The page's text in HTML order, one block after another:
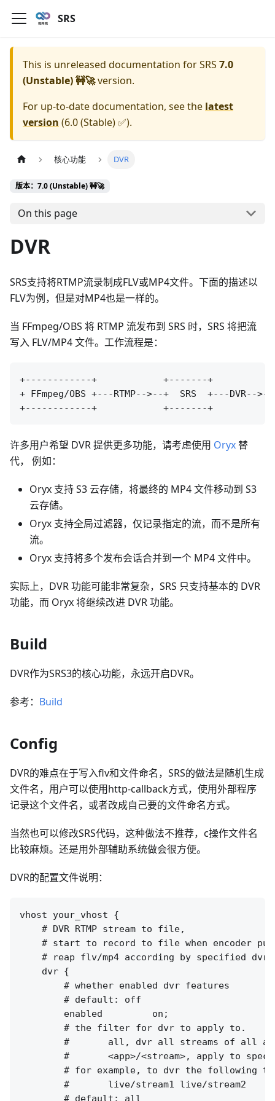
SRS
This is unreleased documentation forSRS 7.0
(Unstable) 🚧🚀version.
For up-to-date documentation, see the latest
version (6.0 (Stable) ✅).
核心功能 DVR
版本：7.0 (Unstable) 🚧🚀
On this page
DVR
SRS支持将RTMP流录制成FLV或MP4文件。下面的描述以
FLV为例，但是对MP4也是一样的。
当 FFmpeg/OBS 将 RTMP 流发布到 SRS 时，SRS 将把流
写入 FLV/MP4 文件。工作流程是：
+------------+            +-------+
+ FFmpeg/OBS +---RTMP-->--+  SRS  +---DVR--
许多用户希望 DVR 提供更多功能，请考虑使用 Oryx 替
代， 例如：
Oryx 支持 S3 云存储，将最终的 MP4 文件移动到 S3
云存储。
Oryx 支持全局过滤器，仅记录指定的流，而不是所有
流。
Oryx 支持将多个发布会话合并到一个 MP4 文件中。
实际上，DVR 功能可能非常复杂，SRS 只支持基本的 DVR
功能，而 Oryx 将继续改进 DVR 功能。
Build
DVR作为SRS3的核心功能，永远开启DVR。
参考： Build
Config
DVR的难点在于写入flv和文件命名，SRS的做法是随机生成
文件名，用户可以使用http-callback方式，使用外部程序
记录这个文件名，或者改成自己要的文件命名方式。
当然也可以修改SRS代码，这种做法不推荐，c操作文件名
比较麻烦。还是用外部辅助系统做会很方便。
DVR的配置文件说明：
vhost your_vhost {
    # DVR RTMP stream to file,
# start to record to file when encoder
# reap flv/mp4 according by specified
    dvr {
        # whether enabled dvr features
        # default: off
        enabled         on;
        # the filter for dvr to apply to.
#       all, dvr all streams of all
#       <app>/<stream>, apply to
# for example, to dvr the following
        #       live/stream1 live/stream2
        # default: all